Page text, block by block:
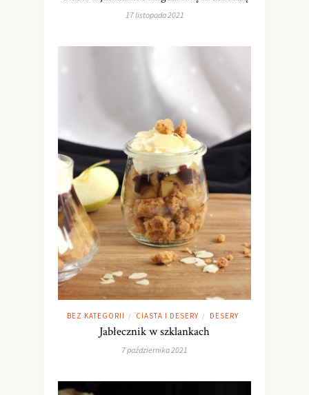
17 listopada 2021
BEZ KATEGORII / CIASTA I DESERY / DESERY
Jabłecznik w szklankach
7 października 2021